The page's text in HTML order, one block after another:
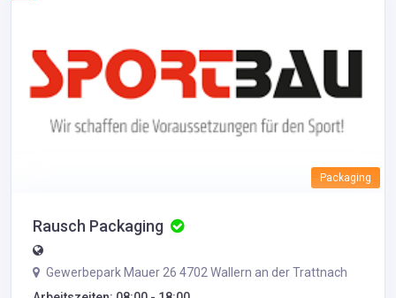
Packaging
Rausch Packaging
Gewerbepark Mauer 26 4702 Wallern an der Trattnach